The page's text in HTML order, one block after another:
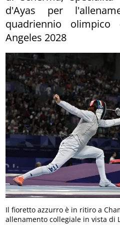
d'Ayas per
quadriennio
Angeles 2028
Il fioretto azzurro è in ritiro a
allenamento collegiale in vista di